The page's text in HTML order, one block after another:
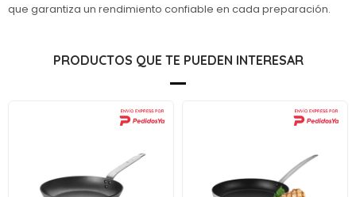
que garantiza un rendimiento confiable en cada preparación.
PRODUCTOS QUE TE PUEDEN INTERESAR